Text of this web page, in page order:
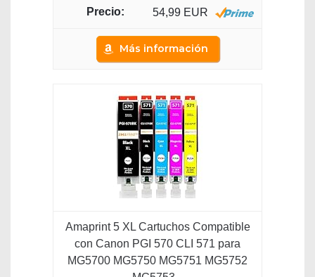
54,99 EUR
Más información
Amaprint 5 XL Cartuchos Compatible
con Canon PGI 570 CLI 571 para
MG5700 MG5750 MG5751 MG5752